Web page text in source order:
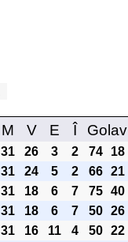
M V E Î Golav
31 26 3 2 74 18
31 24 5 2 66 21
31 18 6 7 75 40
31 18 6 7 50 26
31 16 11 4 50 22